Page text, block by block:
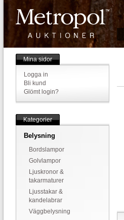
Mina sidor
Logga in
Bli kund
Glömt login?
Kategorier
Belysning
Bordslampor
Golvlampor
Ljuskronor &
takarmaturer
Ljusstakar &
kandelabrar
Väggbelysning